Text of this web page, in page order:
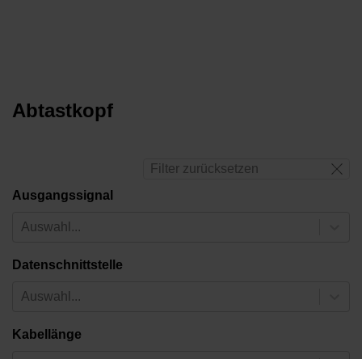
Abtastkopf
Filter zurücksetzen
Ausgangssignal
Auswahl...
Datenschnittstelle
Auswahl...
Kabellänge